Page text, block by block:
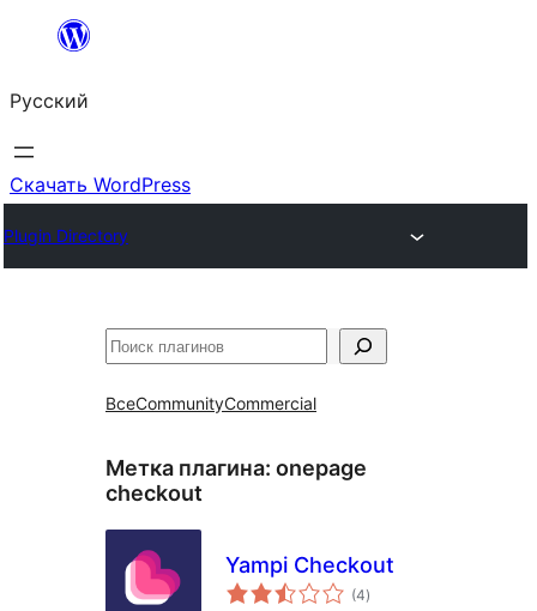
Перейти
содержимому
Русский
Скачать WordPress
Plugin Directory
Поиск
ВсеCommunityCommercial
Метка плагина: onepage
checkout
Yampi Checkout
(4общий
рейтинг
)